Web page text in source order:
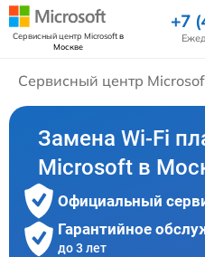
Сервисный центр Microsoftв
Москве
+7
Сервисный центр
Замена Wi-Fi
Microsoft в
Официальный
Гарантийное
до 3 лет